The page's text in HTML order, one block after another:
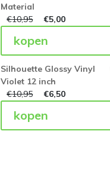
Material
€10,95 €5,00
kopen
Silhouette Glossy Vinyl
Violet 12 inch
€10,95 €6,50
kopen